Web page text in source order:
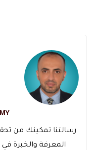
رسالتنا تمكينك من
المعرفة والخبرة